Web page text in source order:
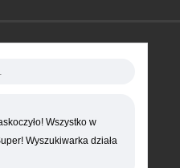
Wszystko w
Wyszukiwarka działa